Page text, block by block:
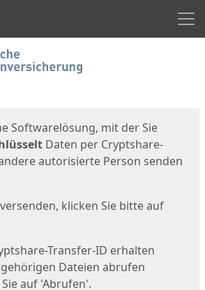
Softwarelösung, mit der Sie
Daten per Cryptshare-
autorisierte Person senden
klicken Sie bitte auf
Transfer-ID erhalten
Dateien abrufen
auf 'Abrufen'.